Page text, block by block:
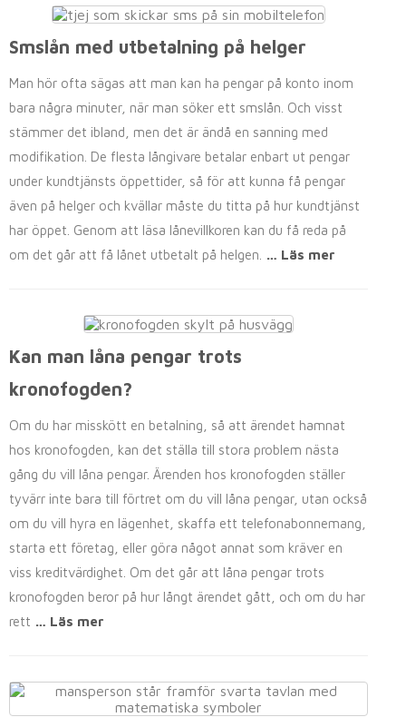
Smslån med utbetalning på helger
Man hör ofta sägas att man kan ha pengar på konto inom
bara några minuter, när man söker ett smslån. Och visst
stämmer det ibland, men det är ändå en sanning med
modifikation. De flesta långivare betalar enbart ut pengar
under kundtjänsts öppettider, så för att kunna få pengar
även på helger och kvällar måste du titta på hur kundtjänst
har öppet. Genom att läsa lånevillkoren kan du få reda på
om det går att få lånet utbetalt på helgen. … Läs mer
Kan man låna pengar trots
kronofogden?
Om du har misskött en betalning, så att ärendet hamnat
hos kronofogden, kan det ställa till stora problem nästa
gång du vill låna pengar. Ärenden hos kronofogden ställer
tyvärr inte bara till förtret om du vill låna pengar, utan också
om du vill hyra en lägenhet, skaffa ett telefonabonnemang,
starta ett företag, eller göra något annat som kräver en
viss kreditvärdighet. Om det går att låna pengar trots
kronofogden beror på hur långt ärendet gått, och om du har
rett … Läs mer